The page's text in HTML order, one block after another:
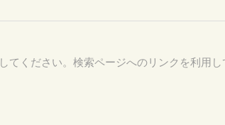
ください。検索ページへのリンクを利用し